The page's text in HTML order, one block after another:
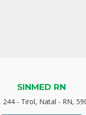
SINMED RN
244 - Tirol, Natal - RN,